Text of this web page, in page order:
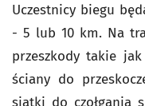
Uczestnicy biegu
- 5 lub 10 km. Na
przeszkody takie
ściany do
siatki do czołgania